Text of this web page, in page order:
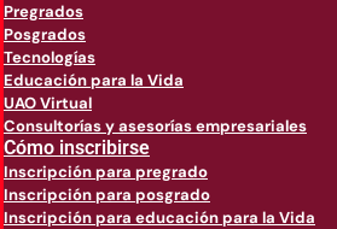
Pregrados
Posgrados
Tecnologías
Educación para la Vida
UAO Virtual
Consultorías y asesorías empresariales
Cómo inscribirse
Inscripción para pregrado
Inscripción para posgrado
Inscripción para educación para la Vida